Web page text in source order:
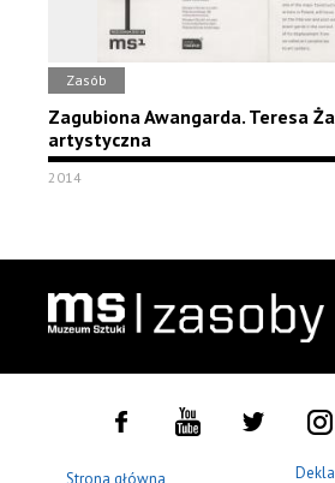
Zasób
Zagubiona Awangarda. Teresa
artystyczna
2014
Strona główna